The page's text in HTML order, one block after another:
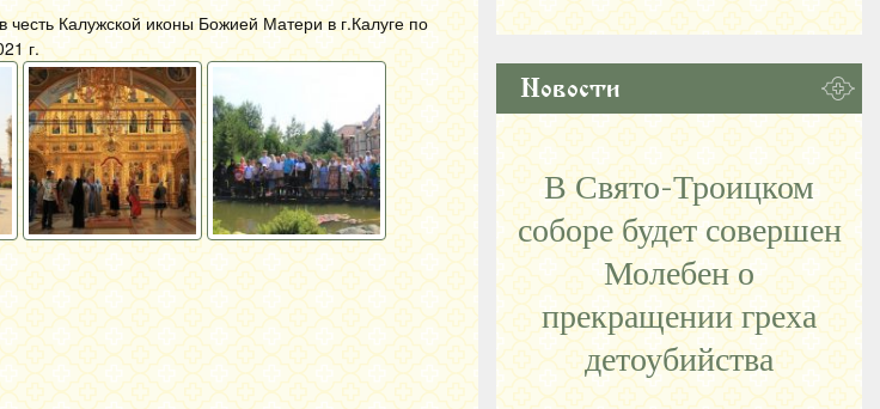
Калужской иконы Божией Матери в г.Калуге по
г.
Новости
В Свято-Троицком
соборе будет совершен
Молебен о
прекращении греха
детоубийства